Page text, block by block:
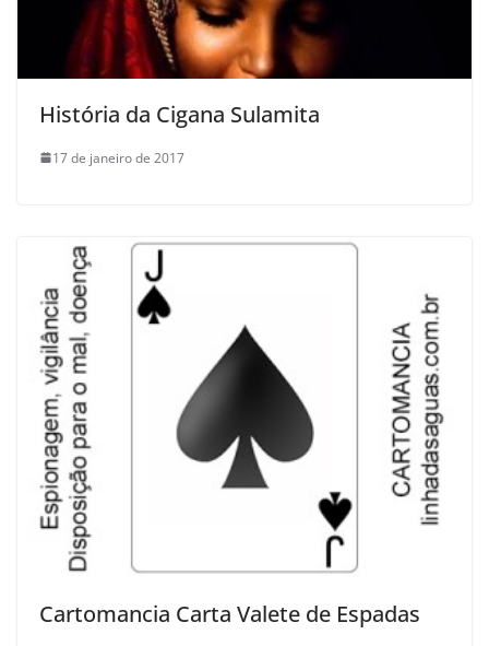
História da Cigana Sulamita
17 de janeiro de 2017
Cartomancia Carta Valete de Espadas